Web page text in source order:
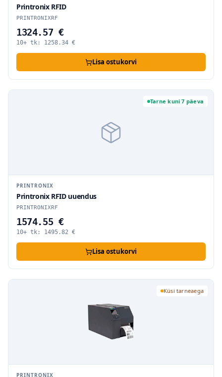
Printronix RFID
PRINTRONIXRF
1324.57 €
10+ tk: 1258.34 €
Lisa ostukorvi
Tarne kuni 7 päeva
PRINTRONIX
Printronix RFID uuendus
PRINTRONIXRF
1574.55 €
10+ tk: 1495.82 €
Lisa ostukorvi
Küsi tarneaega
PRINTRONIX